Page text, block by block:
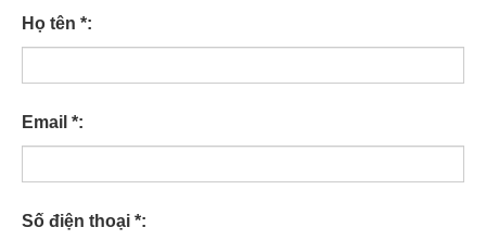
Họ tên *:
Email *:
Số điện thoại *: